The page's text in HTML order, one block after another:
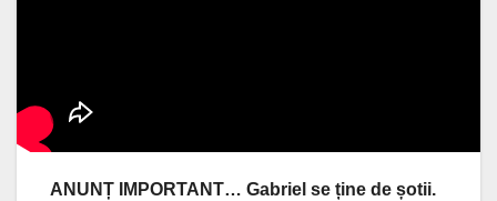
ANUNȚ IMPORTANT… Gabriel se ține de șotii.